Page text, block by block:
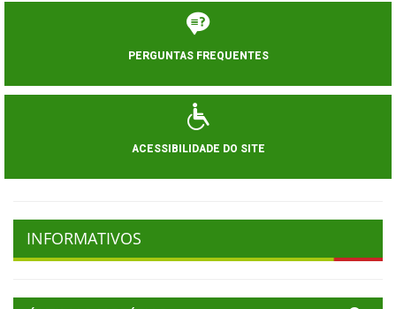
PERGUNTAS FREQUENTES
ACESSIBILIDADE DO SITE
INFORMATIVOS